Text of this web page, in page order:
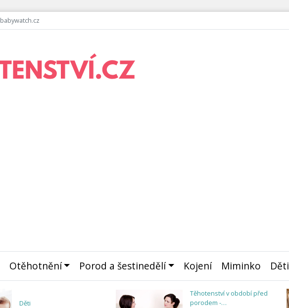
babywatch.cz
Otěhotnění Porod a šestinedělí Kojení Miminko Děti
Děti
Těhotenství v období před
porodem -…